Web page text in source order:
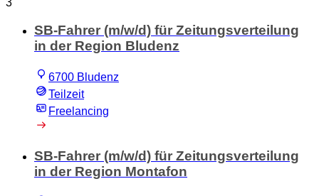
SB-Fahrer (m/w/d) für Zeitungsverteilung
in der Region Bludenz
6700 Bludenz
Teilzeit
Freelancing
SB-Fahrer (m/w/d) für Zeitungsverteilung
in der Region Montafon